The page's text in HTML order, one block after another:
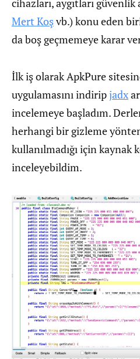
cihazları, aygıtları güvenlik
Mert Koşvb.) konu eden
da boş geçmemeye karar
İlk iş olarak ApkPure
uygulamasını indiripjadx
incelemeye başladım.
herhangi bir gizleme
kullanılmadığı için kaynak
inceleyebildim.